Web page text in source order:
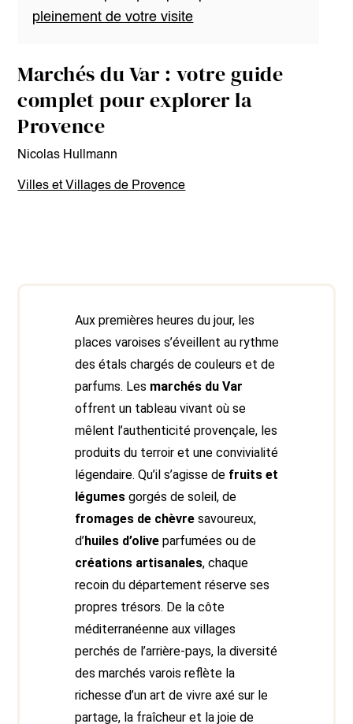
pleinement de votre visite
Marchés du Var : votre guide
complet pour explorer la
Provence
Nicolas Hullmann
Villes et Villages de Provence
Aux premières heures du jour, les
places varoises s’éveillent au rythme
des étals chargés de couleurs et de
parfums. Les marchés du Var
offrent un tableau vivant où se
mêlent l’authenticité provençale, les
produits du terroir et une convivialité
légendaire. Qu’il s’agisse de fruits et
légumes gorgés de soleil, de
fromages de chèvre savoureux,
d’huiles d’olive parfumées ou de
créations artisanales, chaque
recoin du département réserve ses
propres trésors. De la côte
méditerranéenne aux villages
perchés de l’arrière-pays, la diversité
des marchés varois reflète la
richesse d’un art de vivre axé sur le
partage, la fraîcheur et la joie de